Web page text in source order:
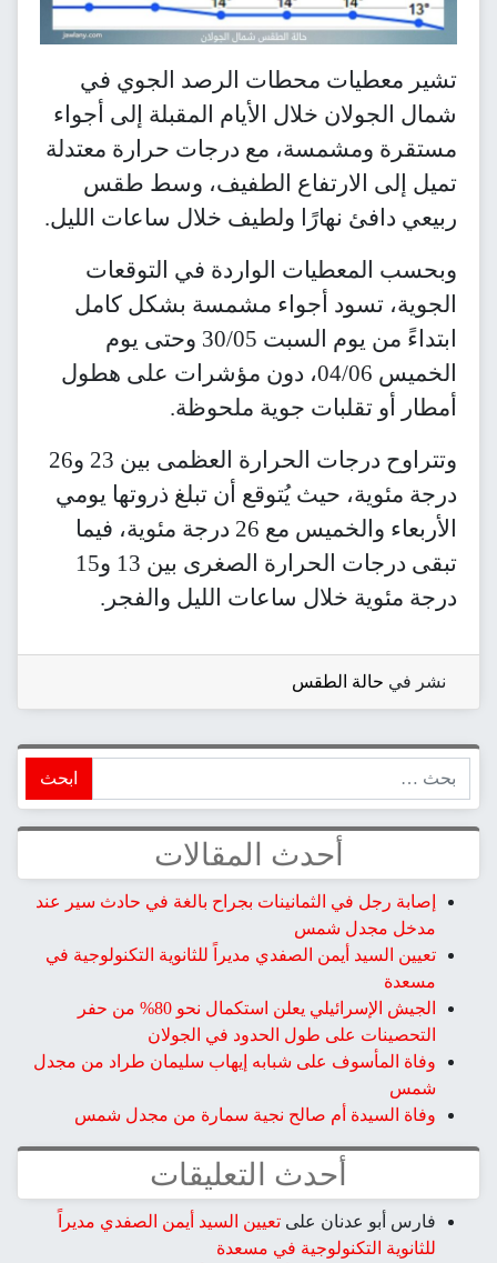
تشير معطيات محطات الرصد الجوي في
شمال الجولان خلال الأيام المقبلة إلى أجواء
مستقرة ومشمسة، مع درجات حرارة معتدلة
تميل إلى الارتفاع الطفيف، وسط طقس
ربيعي دافئ نهارًا ولطيف خلال ساعات الليل.
وبحسب المعطيات الواردة في التوقعات
الجوية، تسود أجواء مشمسة بشكل كامل
ابتداءً من يوم السبت 30/05 وحتى يوم
الخميس 04/06، دون مؤشرات على هطول
أمطار أو تقلبات جوية ملحوظة.
وتتراوح درجات الحرارة العظمى بين 23 و26
درجة مئوية، حيث يُتوقع أن تبلغ ذروتها يومي
الأربعاء والخميس مع 26 درجة مئوية، فيما
تبقى درجات الحرارة الصغرى بين 13 و15
درجة مئوية خلال ساعات الليل والفجر.
نشر في حالة الطقس
أحدث المقالات
إصابة رجل في الثمانينات بجراح بالغة في حادث سير عند
مدخل مجدل شمس
تعيين السيد أيمن الصفدي مديراً للثانوية التكنولوجية في
مسعدة
الجيش الإسرائيلي يعلن استكمال نحو 80% من حفر
التحصينات على طول الحدود في الجولان
وفاة المأسوف على شبابه إيهاب سليمان طراد من مجدل
شمس
وفاة السيدة أم صالح نجية سمارة من مجدل شمس
أحدث التعليقات
فارس أبو عدنان على تعيين السيد أيمن الصفدي مديراً
للثانوية التكنولوجية في مسعدة